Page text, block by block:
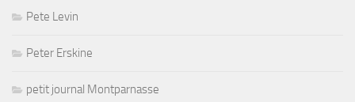
Pete Levin
Peter Erskine
petit journal Montparnasse